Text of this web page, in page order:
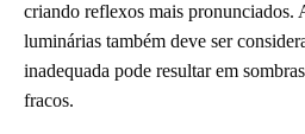
criando reflexos mais pronunciados.
luminárias também deve ser
inadequada pode resultar em
fracos.